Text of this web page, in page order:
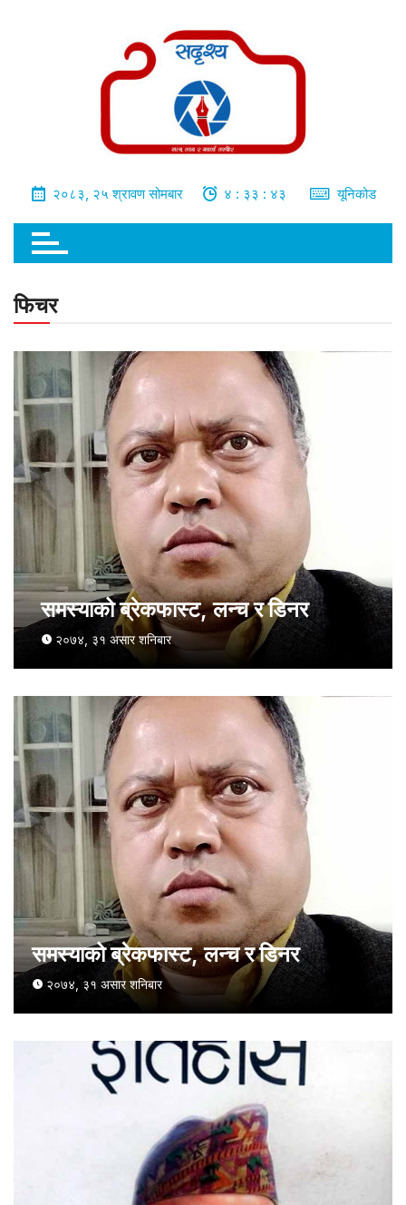
२०८३, २५ श्रावण सोमबार ४ : ३३ : ४४ यूनिकोड
फिचर
समस्याको ब्रेकफास्ट, लन्च र डिनर
२०७४, ३१ असार शनिबार
समस्याको ब्रेकफास्ट, लन्च र डिनर
२०७४, ३१ असार शनिबार